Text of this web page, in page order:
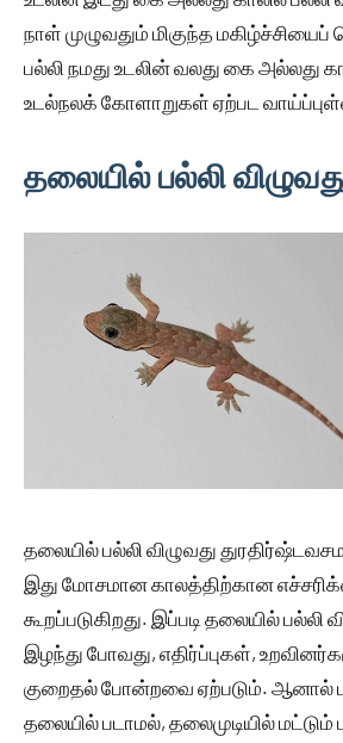
நாள் முழுவதும் மிகுந்த
பல்லி நமது உடலின் வலது கை அல்லது
உடல்நலக் கோளாறுகள் ஏற்பட
தலையில் பல்லி
தலையில் பல்லி விழுவது
இது மோசமான காலத்திற்கான
கூறப்படுகிறது. இப்படி தலையில் பல்லி
இழந்து போவது, எதிர்ப்புகள்,
குறைதல் போன்றவை ஏற்படும். ஆனால்
தலையில் படாமல், தலைமுடியில் மட்டும்